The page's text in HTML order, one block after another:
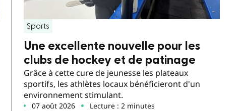
Sports
Une excellente nouvelle pour les
clubs de hockey et de patinage
Grâce à cette cure de jeunesse les plateaux
sportifs, les athlètes locaux bénéficieront d'un
environnement stimulant.
07 août 2026 Lecture : 2 minutes